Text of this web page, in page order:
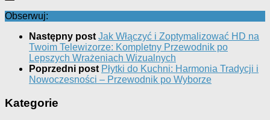
Obserwuj:
Następny post Jak Włączyć i Zoptymalizować HD na
Twoim Telewizorze: Kompletny Przewodnik po
Lepszych Wrażeniach Wizualnych
Poprzedni post Płytki do Kuchni: Harmonia Tradycji i
Nowoczesności – Przewodnik po Wyborze
Kategorie